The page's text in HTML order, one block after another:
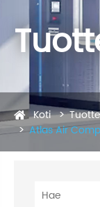
Koti
Atlas Air